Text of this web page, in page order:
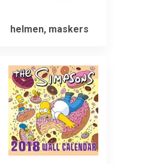
helmen, maskers